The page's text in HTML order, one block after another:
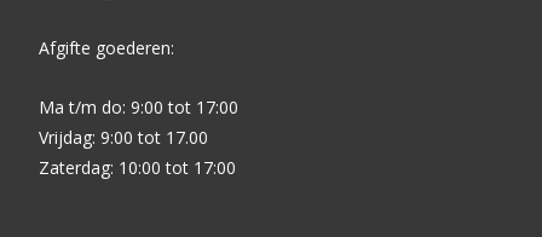
Afgifte goederen:
Ma t/m do: 9:00 tot 17:00
Vrijdag: 9:00 tot 17.00
Zaterdag: 10:00 tot 17:00